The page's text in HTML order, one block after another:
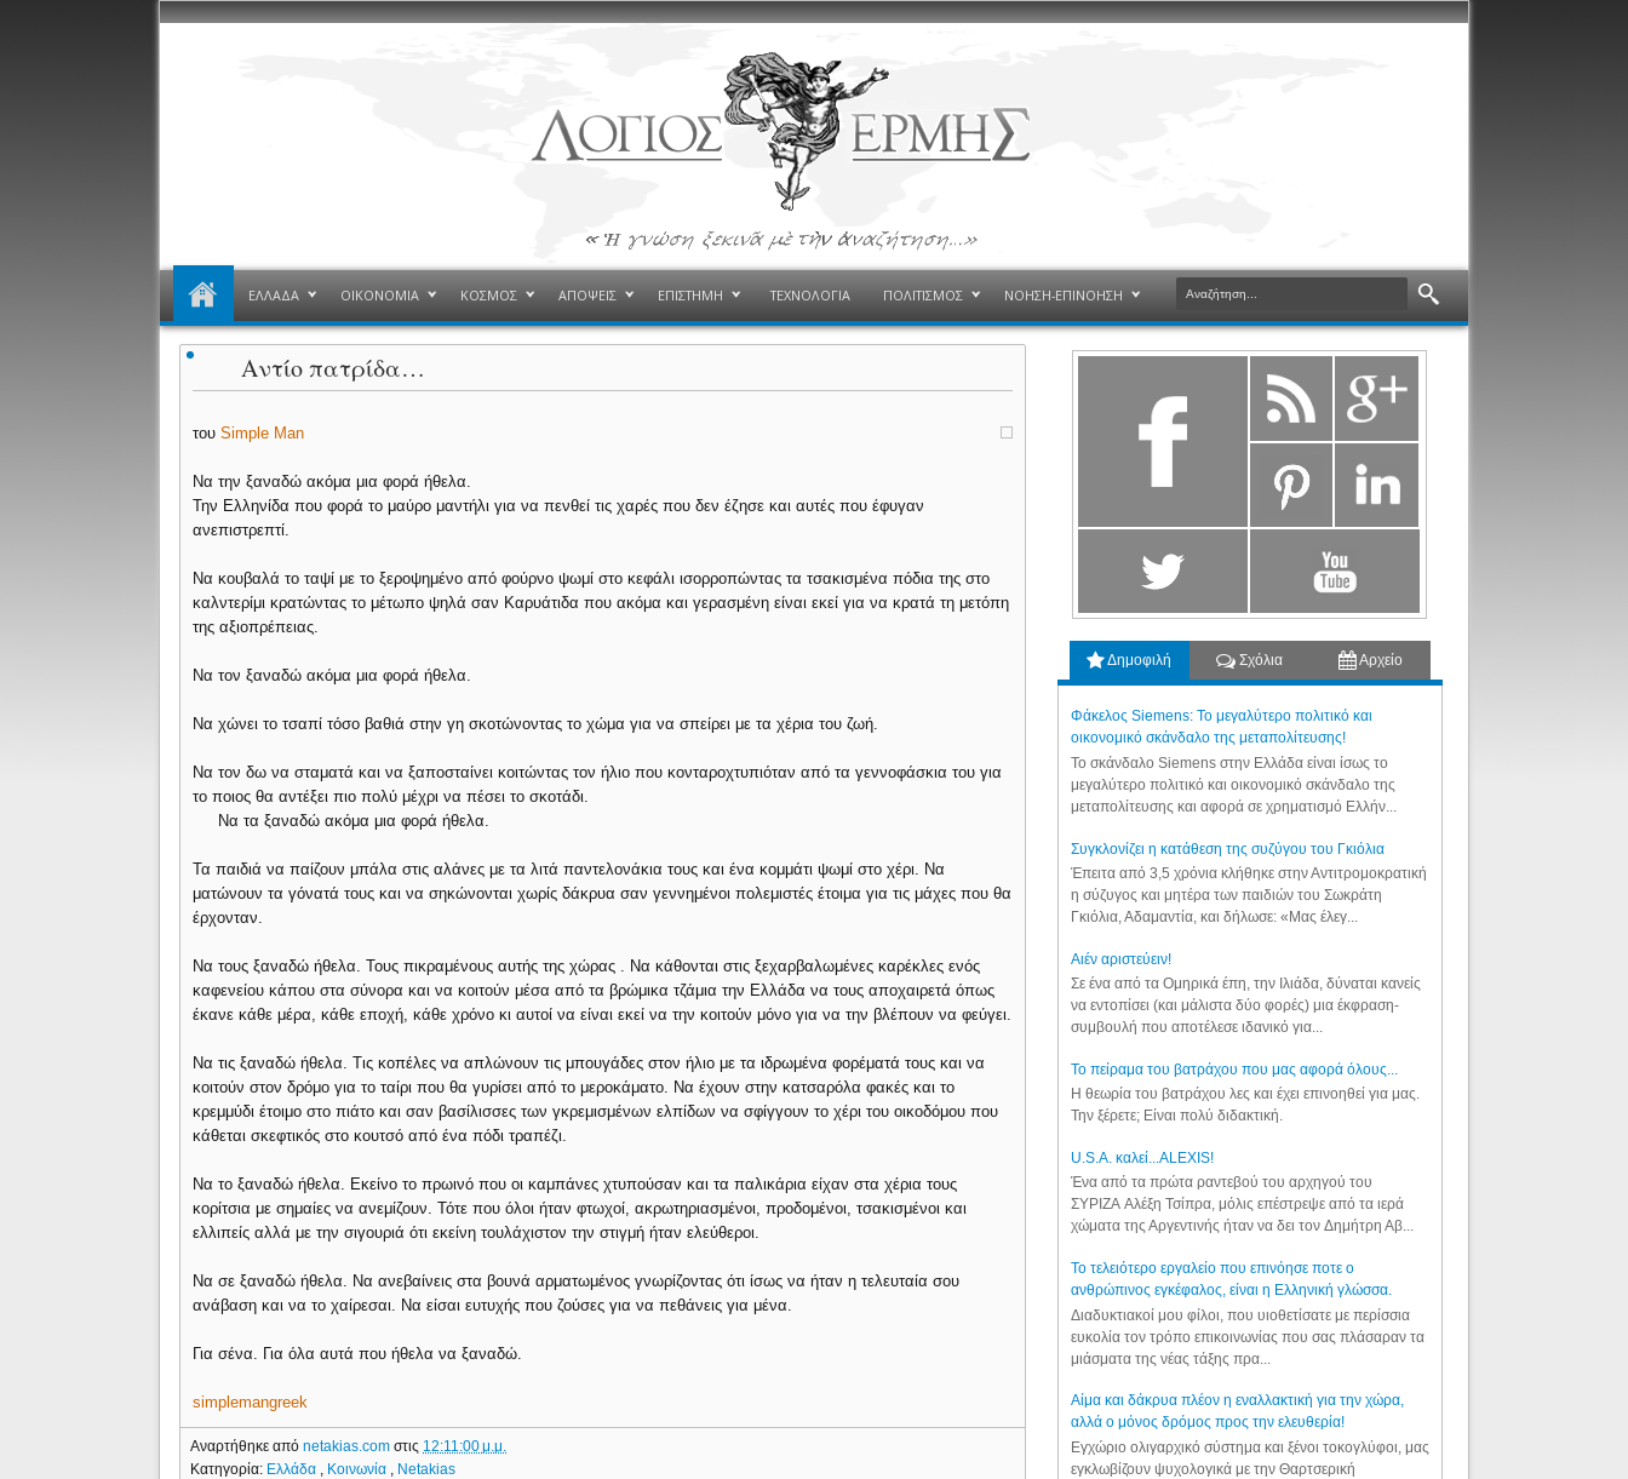
ΕΛΛΑΔΑ ΟΙΚΟΝΟΜΙΑ ΚΟΣΜΟΣ ΑΠΟΨΕΙΣ ΕΠΙΣΤΗΜΗ ΤΕΧΝΟΛΟΓΙΑ ΠΟΛΙΤΙΣΜΟΣ ΝΟΗΣΗ-ΕΠΙΝΟΗΣΗ
Αντίο πατρίδα…
τουSimple Man
Να την ξαναδώ ακόμα μια φορά ήθελα.
Την Ελληνίδα που φορά το μαύρο μαντήλι για να πενθεί τις χαρές που δεν έζησε και αυτές που έφυγαν
ανεπιστρεπτί.
Να κουβαλά το ταψί με το ξεροψημένο από φούρνο ψωμί στο κεφάλι ισορροπώντας τα τσακισμένα πόδια της στο
καλντερίμι κρατώντας το μέτωπο ψηλά σαν Καρυάτιδα που ακόμα και γερασμένη είναι εκεί για να κρατά τη μετόπη
της αξιοπρέπειας.
Να τον ξαναδώ ακόμα μια φορά ήθελα.
Να χώνει το τσαπί τόσο βαθιά στην γη σκοτώνοντας το χώμα για να σπείρει με τα χέρια του ζωή.
Να τον δω να σταματά και να ξαποσταίνει κοιτώντας τον ήλιο που κονταροχτυπιόταν από τα γεννοφάσκια του για
το ποιος θα αντέξει πιο πολύ μέχρι να πέσει το σκοτάδι.
Να τα ξαναδώ ακόμα μια φορά ήθελα.
Τα παιδιά να παίζουν μπάλα στις αλάνες με τα λιτά παντελονάκια τους και ένα κομμάτι ψωμί στο χέρι. Να
ματώνουν τα γόνατά τους και να σηκώνονται χωρίς δάκρυα σαν γεννημένοι πολεμιστές έτοιμα για τις μάχες που θα
έρχονταν.
Να τους ξαναδώ ήθελα. Τους πικραμένους αυτής της χώρας . Να κάθονται στις ξεχαρβαλωμένες καρέκλες ενός
καφενείου κάπου στα σύνορα και να κοιτούν μέσα από τα βρώμικα τζάμια την Ελλάδα να τους αποχαιρετά όπως
έκανε κάθε μέρα, κάθε εποχή, κάθε χρόνο κι αυτοί να είναι εκεί να την κοιτούν μόνο για να την βλέπουν να φεύγει.
Να τις ξαναδώ ήθελα. Τις κοπέλες να απλώνουν τις μπουγάδες στον ήλιο με τα ιδρωμένα φορέματά τους και να
κοιτούν στον δρόμο για το ταίρι που θα γυρίσει από το μεροκάματο. Να έχουν στην κατσαρόλα φακές και το
κρεμμύδι έτοιμο στο πιάτο και σαν βασίλισσες των γκρεμισμένων ελπίδων να σφίγγουν το χέρι του οικοδόμου που
κάθεται σκεφτικός στο κουτσό από ένα πόδι τραπέζι.
Να το ξαναδώ ήθελα. Εκείνο το πρωινό που οι καμπάνες χτυπούσαν και τα παλικάρια είχαν στα χέρια τους
κορίτσια με σημαίες να ανεμίζουν. Τότε που όλοι ήταν φτωχοί, ακρωτηριασμένοι, προδομένοι, τσακισμένοι και
ελλιπείς αλλά με την σιγουριά ότι εκείνη τουλάχιστον την στιγμή ήταν ελεύθεροι.
Να σε ξαναδώ ήθελα. Να ανεβαίνεις στα βουνά αρματωμένος γνωρίζοντας ότι ίσως να ήταν η τελευταία σου
ανάβαση και να το χαίρεσαι. Να είσαι ευτυχής που ζούσες για να πεθάνεις για μένα.
Για σένα. Για όλα αυτά που ήθελα να ξαναδώ.
simplemangreek
Αναρτήθηκε απόnetakias.comστις 12:11:00 μ.μ.
Κατηγορία: Ελλάδα Κοινωνία Netakias
Δημοφιλή Σχόλια Αρχείο
Φάκελος Siemens: Το μεγαλύτερο πολιτικό και
οικονομικό σκάνδαλο της μεταπολίτευσης!
Το σκάνδαλο Siemens στην Ελλάδα είναι ίσως το
μεγαλύτερο πολιτικό και οικονομικό σκάνδαλο της
μεταπολίτευσης και αφορά σε χρηματισμό Ελλήν...
Συγκλονίζει η κατάθεση της συζύγου του Γκιόλια
Έπειτα από 3,5 χρόνια κλήθηκε στην Αντιτρομοκρατική
η σύζυγος και μητέρα των παιδιών του Σωκράτη
Γκιόλια, Αδαμαντία, και δήλωσε: «Μας έλεγ...
Aιέν αριστεύειν!
Σε ένα από τα Ομηρικά έπη, την Ιλιάδα, δύναται κανείς
να εντοπίσει (και μάλιστα δύο φορές) μια έκφραση-
συμβουλή που αποτέλεσε ιδανικό για...
Το πείραμα του βατράχου που μας αφορά όλους...
Η θεωρία του βατράχου λες και έχει επινοηθεί για μας.
Την ξέρετε; Είναι πολύ διδακτική.
U.S.A. καλεί...ALEXIS!
Ένα από τα πρώτα ραντεβού του αρχηγού του
ΣΥΡΙΖΑ Αλέξη Τσίπρα, μόλις επέστρεψε από τα ιερά
χώματα της Αργεντινής ήταν να δει τον Δημήτρη Αβ...
Το τελειότερο εργαλείο που επινόησε ποτε ο
ανθρώπινος εγκέφαλος, είναι η Ελληνική γλώσσα.
Διαδυκτιακοί μου φίλοι, που υιοθετίσατε με περίσσια
ευκολία τον τρόπο επικοινωνίας που σας πλάσαραν τα
μιάσματα της νέας τάξης πρα...
Αίμα και δάκρυα πλέον η εναλλακτική για την χώρα,
αλλά ο μόνος δρόμος προς την ελευθερία!
Εγχώριο ολιγαρχικό σύστημα και ξένοι τοκογλύφοι, μας
εγκλωβίζουν ψυχολογικά με την Θαρτσερική